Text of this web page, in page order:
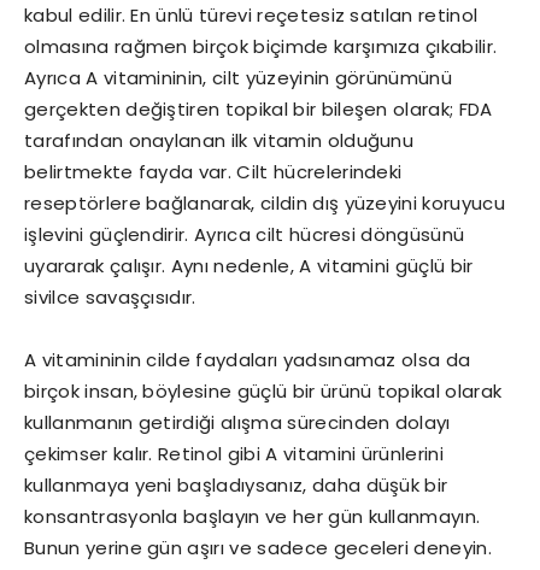
kabul edilir. En ünlü türevi reçetesiz satılan retinol
olmasına rağmen birçok biçimde karşımıza çıkabilir.
Ayrıca A vitamininin, cilt yüzeyinin görünümünü
gerçekten değiştiren topikal bir bileşen olarak; FDA
tarafından onaylanan ilk vitamin olduğunu
belirtmekte fayda var. Cilt hücrelerindeki
reseptörlere bağlanarak, cildin dış yüzeyini koruyucu
işlevini güçlendirir. Ayrıca cilt hücresi döngüsünü
uyararak çalışır. Aynı nedenle, A vitamini güçlü bir
sivilce savaşçısıdır.
A vitamininin cilde faydaları yadsınamaz olsa da
birçok insan, böylesine güçlü bir ürünü topikal olarak
kullanmanın getirdiği alışma sürecinden dolayı
çekimser kalır. Retinol gibi A vitamini ürünlerini
kullanmaya yeni başladıysanız, daha düşük bir
konsantrasyonla başlayın ve her gün kullanmayın.
Bunun yerine gün aşırı ve sadece geceleri deneyin.